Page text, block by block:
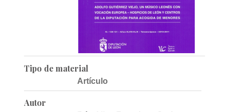
Tipo de material
Artículo
Autor